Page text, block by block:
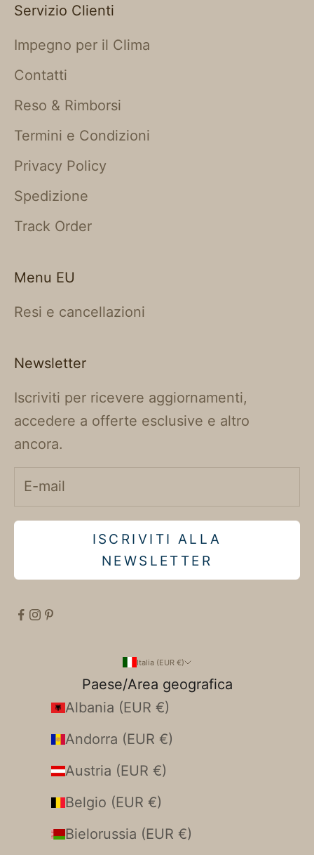
Servizio Clienti
Impegno per il Clima
Contatti
Reso & Rimborsi
Termini e Condizioni
Privacy Policy
Spedizione
Track Order
Menu EU
Resi e cancellazioni
Newsletter
Iscriviti per ricevere aggiornamenti,
accedere a offerte esclusive e altro
ancora.
ISCRIVITI ALLA
NEWSLETTER
Italia (EUR €)
Paese/Area geografica
Albania (EUR €)
Andorra (EUR €)
Austria (EUR €)
Belgio (EUR €)
Bielorussia (EUR €)